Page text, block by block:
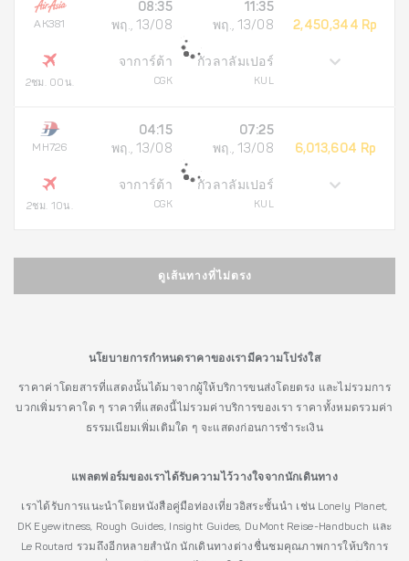
AK381
2ชม. 00น.
08:35
พฤ., 13/08
จาการ์ต้า
CGK
11:35
พฤ., 13/08
กัวลาลัมเปอร์
KUL
2,450,344 Rp
MH726
2ชม. 10น.
04:15
พฤ., 13/08
จาการ์ต้า
CGK
07:25
พฤ., 13/08
กัวลาลัมเปอร์
KUL
6,013,604 Rp
ดูเส้นทางที่ไม่ตรง
นโยบายการกำหนดราคาของเรามีความโปร่งใส
ราคาค่าโดยสารที่แสดงนั้นได้มาจากผู้ให้บริการขนส่งโดยตรง และไม่รวมการ
บวกเพิ่มราคาใด ๆ ราคาที่แสดงนี้ไม่รวมค่าบริการของเรา ราคาทั้งหมดรวมค่า
ธรรมเนียมเพิ่มเติมใด ๆ จะแสดงก่อนการชำระเงิน
แพลตฟอร์มของเราได้รับความไว้วางใจจากนักเดินทาง
เราได้รับการแนะนำโดยหนังสือคู่มือท่องเที่ยวอิสระชั้นนำ เช่น Lonely Planet,
DK Eyewitness, Rough Guides, Insight Guides, DuMont Reise-Handbuch และ
Le Routard รวมถึงอีกหลายสำนัก นักเดินทางต่างชื่นชมคุณภาพการให้บริการ